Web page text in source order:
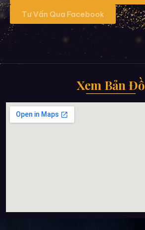
Tư Vấn Qua Facebook
Xem Bản Đồ